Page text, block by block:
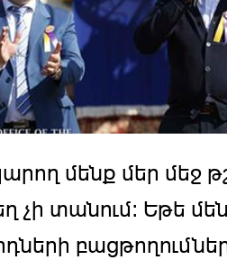
մենք մեր մեջ
չի տանում: Եթե